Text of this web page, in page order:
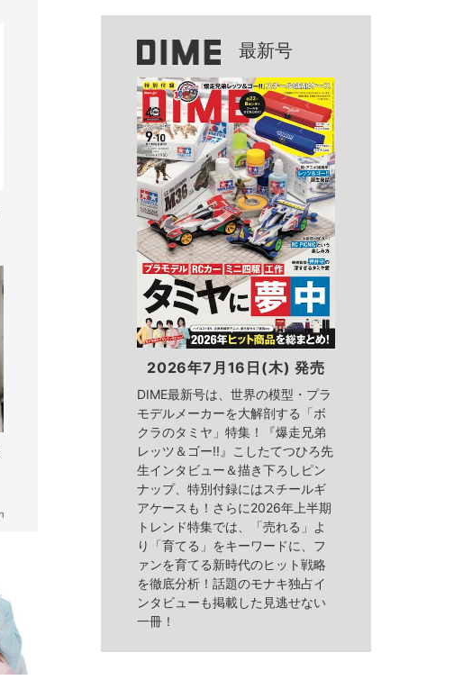
最新号
2026年7月16日(木) 発売
DIME最新号は、世界の模型・プラ
モデルメーカーを大解剖する「ボ
クラのタミヤ」特集！『爆走兄弟
レッツ＆ゴー!!』こしたてつひろ先
生インタビュー＆描き下ろしピン
ナップ、特別付録にはスチールギ
アケースも！さらに2026年上半期
トレンド特集では、「売れる」よ
り「育てる」をキーワードに、フ
ァンを育てる新時代のヒット戦略
を徹底分析！話題のモナキ独占イ
ンタビューも掲載した見逃せない
一冊！